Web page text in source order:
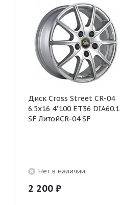
Диск Cross Street CR-04
6.5x16 4*100 ET36 DIA60.1
SF ЛитойCR-04 SF
Нет в наличии
2 200 ₽